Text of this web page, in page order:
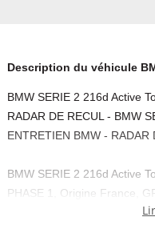
Description du véhicule
BMW SERIE 2 216d Active
RADAR DE RECUL - BMW
ENTRETIEN BMW - RADAR
BMW SERIE 2 216d Active
PHASE 1, Origine France,
circulation 22-09-2015,